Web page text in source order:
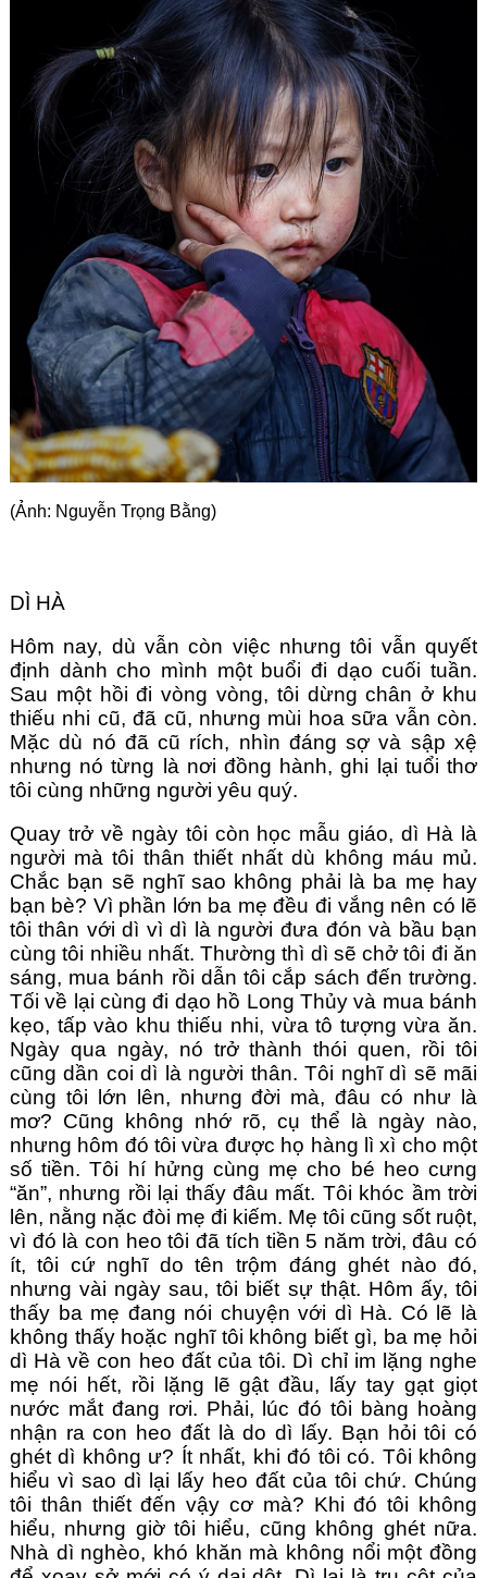
Liên hệ
Tìm kiếm
(Ảnh: Nguyễn Trọng Bằng)
DÌ HÀ
Hôm nay, dù vẫn còn việc nhưng tôi vẫn quyết
định dành cho mình một buổi đi dạo cuối tuần.
Sau một hồi đi vòng vòng, tôi dừng chân ở khu
thiếu nhi cũ, đã cũ, nhưng mùi hoa sữa vẫn còn.
Mặc dù nó đã cũ rích, nhìn đáng sợ và sập xệ
nhưng nó từng là nơi đồng hành, ghi lại tuổi thơ
tôi cùng những người yêu quý.
Quay trở về ngày tôi còn học mẫu giáo, dì Hà là
người mà tôi thân thiết nhất dù không máu mủ.
Chắc bạn sẽ nghĩ sao không phải là ba mẹ hay
bạn bè? Vì phần lớn ba mẹ đều đi vắng nên có lẽ
tôi thân với dì vì dì là người đưa đón và bầu bạn
cùng tôi nhiều nhất. Thường thì dì sẽ chở tôi đi ăn
sáng, mua bánh rồi dẫn tôi cắp sách đến trường.
Tối về lại cùng đi dạo hồ Long Thủy và mua bánh
kẹo, tấp vào khu thiếu nhi, vừa tô tượng vừa ăn.
Ngày qua ngày, nó trở thành thói quen, rồi tôi
cũng dần coi dì là người thân. Tôi nghĩ dì sẽ mãi
cùng tôi lớn lên, nhưng đời mà, đâu có như là
mơ? Cũng không nhớ rõ, cụ thể là ngày nào,
nhưng hôm đó tôi vừa được họ hàng lì xì cho một
số tiền. Tôi hí hửng cùng mẹ cho bé heo cưng
“ăn”, nhưng rồi lại thấy đâu mất. Tôi khóc ầm trời
lên, nằng nặc đòi mẹ đi kiếm. Mẹ tôi cũng sốt ruột,
vì đó là con heo tôi đã tích tiền 5 năm trời, đâu có
ít, tôi cứ nghĩ do tên trộm đáng ghét nào đó,
nhưng vài ngày sau, tôi biết sự thật. Hôm ấy, tôi
thấy ba mẹ đang nói chuyện với dì Hà. Có lẽ là
không thấy hoặc nghĩ tôi không biết gì, ba mẹ hỏi
dì Hà về con heo đất của tôi. Dì chỉ im lặng nghe
mẹ nói hết, rồi lặng lẽ gật đầu, lấy tay gạt giọt
nước mắt đang rơi. Phải, lúc đó tôi bàng hoàng
nhận ra con heo đất là do dì lấy. Bạn hỏi tôi có
ghét dì không ư? Ít nhất, khi đó tôi có. Tôi không
hiểu vì sao dì lại lấy heo đất của tôi chứ. Chúng
tôi thân thiết đến vậy cơ mà? Khi đó tôi không
hiểu, nhưng giờ tôi hiểu, cũng không ghét nữa.
Nhà dì nghèo, khó khăn mà không nổi một đồng